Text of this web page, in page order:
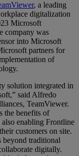
, a leading
digitalization
Microsoft
company was
into Microsoft
partners for
of
solution integrated in
said Alfredo
TeamViewer.
the benefits of
also enabling Frontline
customers on site.
beyond traditional
digitally.